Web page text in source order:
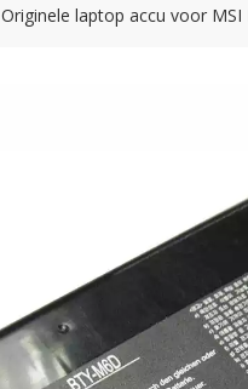
Originele laptop accu voor MSI